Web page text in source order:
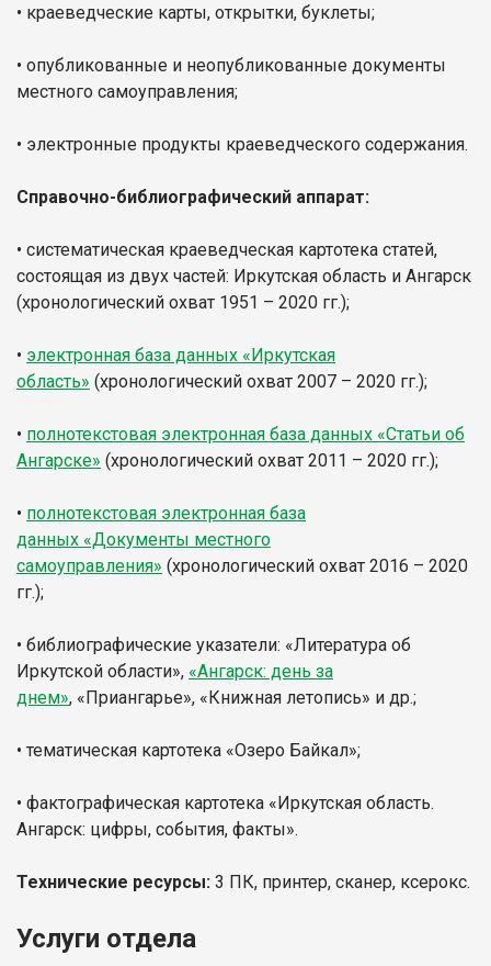
• краеведческие карты, открытки, буклеты;
• опубликованные и неопубликованные документы
местного самоуправления;
• электронные продукты краеведческого содержания.
Справочно-библиографический аппарат:
• систематическая краеведческая картотека статей,
состоящая из двух частей: Иркутская область и Ангарск
(хронологический охват 1951 – 2020 гг.);
• электронная база данных «Иркутская
область» (хронологический охват 2007 – 2020 гг.);
• полнотекстовая электронная база данных «Статьи об
Ангарске» (хронологический охват 2011 – 2020 гг.);
• полнотекстовая электронная база
данных «Документы местного
самоуправления» (хронологический охват 2016 – 2020
гг.);
• библиографические указатели: «Литература об
Иркутской области», «Ангарск: день за
днем», «Приангарье», «Книжная летопись» и др.;
• тематическая картотека «Озеро Байкал»;
• фактографическая картотека «Иркутская область.
Ангарск: цифры, события, факты».
Технические ресурсы: 3 ПК, принтер, сканер, ксерокс.
Услуги отдела